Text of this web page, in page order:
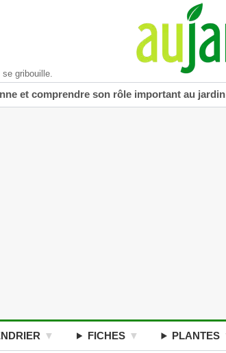
gribouille.
et comprendre son rôle important au jardin
FICHES PLANTES